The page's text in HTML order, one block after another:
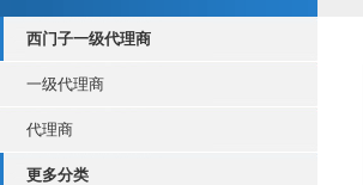
西门子一级代理商
一级代理商
代理商
更多分类